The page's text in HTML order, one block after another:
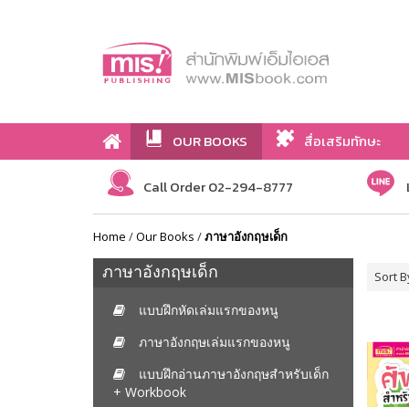
OUR BOOKS สื่อเสริมทักษะ
Call Order 02-294-8777
Home /Our Books /ภาษาอังกฤษเด็ก
ภาษาอังกฤษเด็ก
แบบฝึกหัดเล่มแรกของหนู
ภาษาอังกฤษเล่มแรกของหนู
แบบฝึกอ่านภาษาอังกฤษสำหรับเด็ก
+ Workbook
Sort